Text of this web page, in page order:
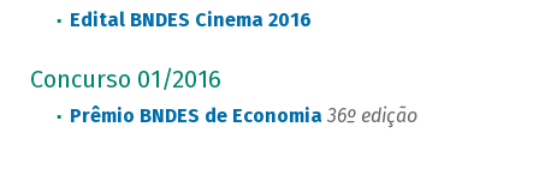
Edital BNDES Cinema 2016
Concurso 01/2016
Prêmio BNDES de Economia 36º edição